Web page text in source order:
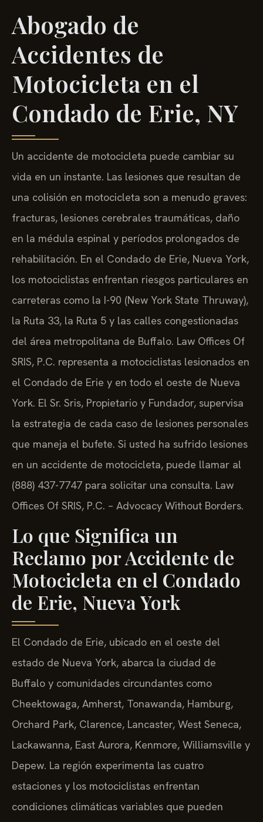
Abogado de
Accidentes de
Motocicleta en el
Condado de Erie, NY
Un accidente de motocicleta puede cambiar su
vida en un instante. Las lesiones que resultan de
una colisión en motocicleta son a menudo graves:
fracturas, lesiones cerebrales traumáticas, daño
en la médula espinal y períodos prolongados de
rehabilitación. En el Condado de Erie, Nueva York,
los motociclistas enfrentan riesgos particulares en
carreteras como la I-90 (New York State Thruway),
la Ruta 33, la Ruta 5 y las calles congestionadas
del área metropolitana de Buffalo. Law Offices Of
SRIS, P.C. representa a motociclistas lesionados en
el Condado de Erie y en todo el oeste de Nueva
York. El Sr. Sris, Propietario y Fundador, supervisa
la estrategia de cada caso de lesiones personales
que maneja el bufete. Si usted ha sufrido lesiones
en un accidente de motocicleta, puede llamar al
(888) 437-7747 para solicitar una consulta. Law
Offices Of SRIS, P.C. – Advocacy Without Borders.
Lo que Significa un
Reclamo por Accidente de
Motocicleta en el Condado
de Erie, Nueva York
El Condado de Erie, ubicado en el oeste del
estado de Nueva York, abarca la ciudad de
Buffalo y comunidades circundantes como
Cheektowaga, Amherst, Tonawanda, Hamburg,
Orchard Park, Clarence, Lancaster, West Seneca,
Lackawanna, East Aurora, Kenmore, Williamsville y
Depew. La región experimenta las cuatro
estaciones y los motociclistas enfrentan
condiciones climáticas variables que pueden